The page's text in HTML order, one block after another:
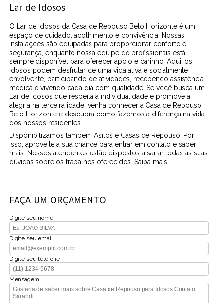
Lar de Idosos
O Lar de Idosos da Casa de Repouso Belo Horizonte é um
espaço de cuidado, acolhimento e convivência. Nossas
instalações são equipadas para proporcionar conforto e
segurança, enquanto nossa equipe de profissionais está
sempre disponível para oferecer apoio e carinho. Aqui, os
idosos podem desfrutar de uma vida ativa e socialmente
envolvente, participando de atividades, recebendo assistência
médica e vivendo cada dia com qualidade. Se você busca um
Lar de Idosos que respeita a individualidade e promove a
alegria na terceira idade, venha conhecer a Casa de Repouso
Belo Horizonte e descubra como fazemos a diferença na vida
dos nossos residentes.
Disponibilizamos também Asilos e Casas de Repouso. Por
isso, aproveite a sua chance para entrar em contato e saber
mais. Nossos atendentes estão dispostos a sanar todas as suas
dúvidas sobre os trabalhos oferecidos. Saiba mais!
FAÇA UM ORÇAMENTO
Digite seu nome
Digite seu email
Digite seu telefone
Mensagem